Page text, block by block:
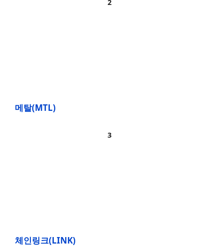
메탈(MTL)
체인링크(LINK)